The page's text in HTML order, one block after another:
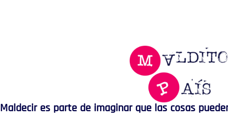
Maldecir es parte de imaginar que las cosas